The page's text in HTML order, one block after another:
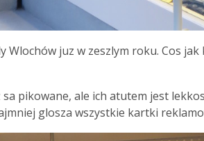
Wlochów juz w zeszlym roku. Cos
sa pikowane, ale ich atutem jest
glosza wszystkie kartki